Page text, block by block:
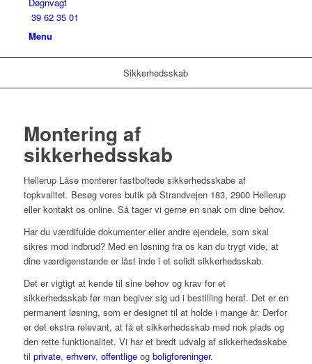
39 62 35 01
Menu
Sikkerhedsskab
Montering af
sikkerhedsskab
Hellerup Låse monterer fastboltede sikkerhedsskabe af
topkvalitet. Besøg vores butik på Strandvejen 183, 2900 Hellerup
eller kontakt os online. Så tager vi gerne en snak om dine behov.
Har du værdifulde dokumenter eller andre ejendele, som skal
sikres mod indbrud? Med en løsning fra os kan du trygt vide, at
dine værdigenstande er låst inde i et solidt sikkerhedsskab.
Det er vigtigt at kende til sine behov og krav for et
sikkerhedsskab før man begiver sig ud i bestilling heraf. Det er en
permanent løsning, som er designet til at holde i mange år. Derfor
er det ekstra relevant, at få et sikkerhedsskab med nok plads og
den rette funktionalitet. Vi har et bredt udvalg af sikkerhedsskabe
til private, erhverv, offentligeog boligforeninger.